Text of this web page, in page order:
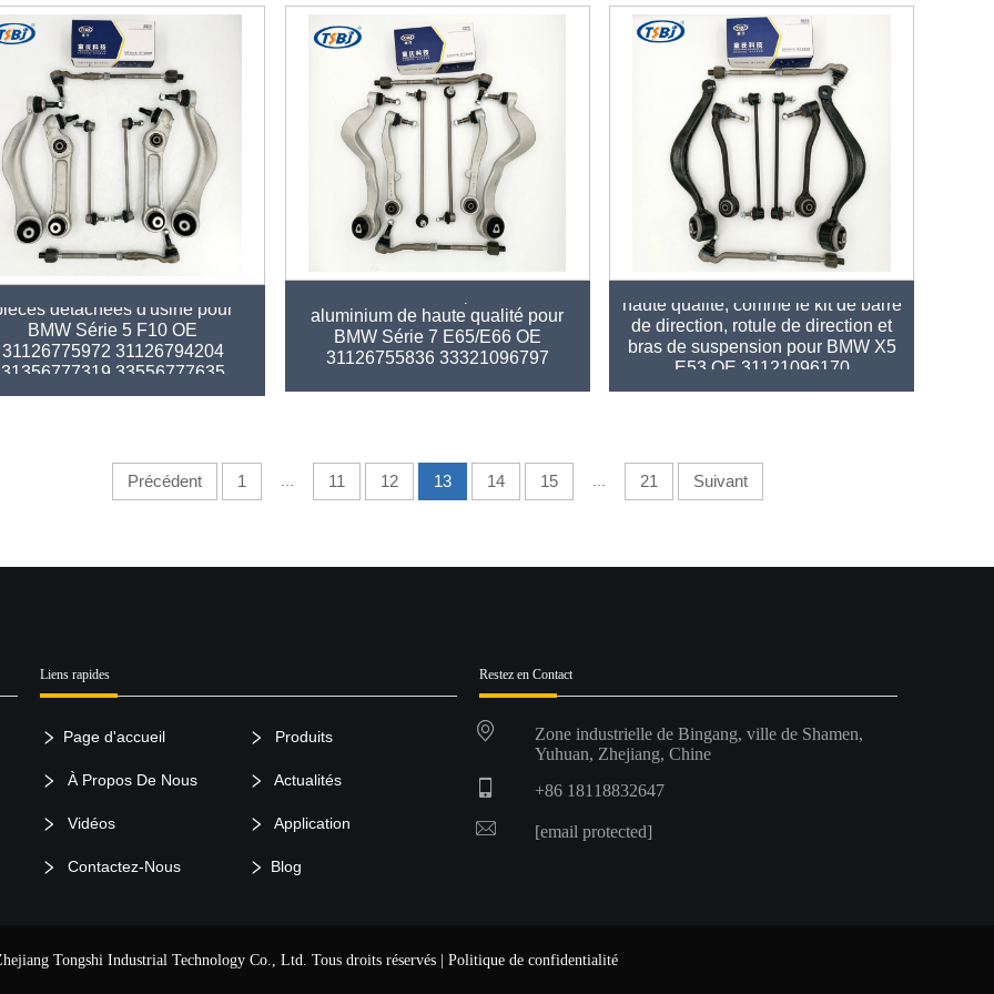
de bras de suspension pour
détachées d'usine pour
BMW Série 5 F10 OE
31126775972 31126794204
31356777319 33556777635
32106784716
aluminium de haute qualité pour
BMW Série 7 E65/E66 OE
31126755836 33321096797
Kit de pièces détachées auto de
haute qualité, comme le kit de barre
de direction, rotule de direction et
bras de suspension pour BMW X5
E53 OE 31121096170
31126760276
Précédent 1 ... 11 12 13 14 15 ... 21 Suivant
Liens rapides
Page d'accueil Produits
À Propos De Nous Actualités
Vidéos Application
Contactez-Nous Blog
Restez en Contact
Zone industrielle de Bingang, ville de Shamen,
Yuhuan, Zhejiang, Chine
+86 18118832647
[email protected]
Tongshi Industrial Technology Co., Ltd. Tous droits réservés | Politique de confidentialité